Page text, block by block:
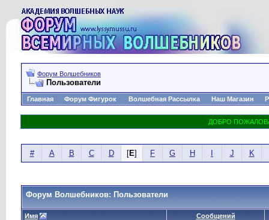
Форум Волшебников
Пользователи
Главная Форум Фигурок Волшебная Рассылка Наш Магазин
# A B C D [E] F G H J K
Форум Волшебников: Пользователи
Имя Сообщений